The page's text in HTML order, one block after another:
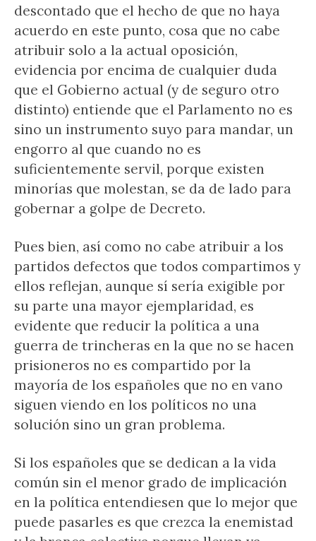
descontado que el hecho de que no haya
acuerdo en este punto, cosa que no cabe
atribuir solo a la actual oposición,
evidencia por encima de cualquier duda
que el Gobierno actual (y de seguro otro
distinto) entiende que el Parlamento no es
sino un instrumento suyo para mandar, un
engorro al que cuando no es
suficientemente servil, porque existen
minorías que molestan, se da de lado para
gobernar a golpe de Decreto.
Pues bien, así como no cabe atribuir a los
partidos defectos que todos compartimos y
ellos reflejan, aunque sí sería exigible por
su parte una mayor ejemplaridad, es
evidente que reducir la política a una
guerra de trincheras en la que no se hacen
prisioneros no es compartido por la
mayoría de los españoles que no en vano
siguen viendo en los políticos no una
solución sino un gran problema.
Si los españoles que se dedican a la vida
común sin el menor grado de implicación
en la política entendiesen que lo mejor que
puede pasarles es que crezca la enemistad